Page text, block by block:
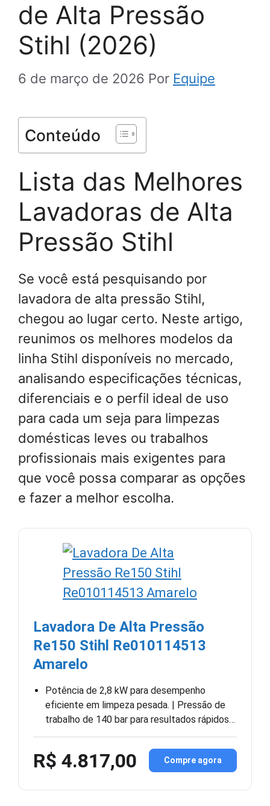
de Alta Pressão
Stihl (2026)
6 de março de 2026 Por Equipe
Conteúdo
Lista das Melhores
Lavadoras de Alta
Pressão Stihl
Se você está pesquisando por
lavadora de alta pressão Stihl,
chegou ao lugar certo. Neste artigo,
reunimos os melhores modelos da
linha Stihl disponíveis no mercado,
analisando especificações técnicas,
diferenciais e o perfil ideal de uso
para cada um seja para limpezas
domésticas leves ou trabalhos
profissionais mais exigentes para
que você possa comparar as opções
e fazer a melhor escolha.
Lavadora De Alta Pressão
Re150 Stihl Re010114513
Amarelo
Potência de 2,8 kW para desempenho
eficiente em limpeza pesada. | Pressão de
trabalho de 140 bar para resultados rápidos…
R$ 4.817,00 Compre agora